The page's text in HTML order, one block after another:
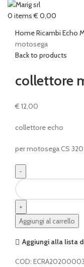
0 items € 0,00
HomeRicambi Echo
motosega
Back to products
collettore
€ 12,00
collettore echo
per motosega CS
collettore
motosega
quantità
Aggiungi al carrello
Aggiungi alla lista
COD: